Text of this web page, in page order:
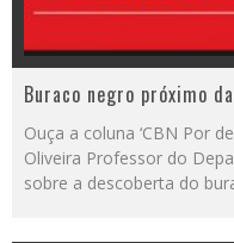
Buraco negro próximo
Ouça a coluna ‘CBN Por
Oliveira Professor do
sobre a descoberta do